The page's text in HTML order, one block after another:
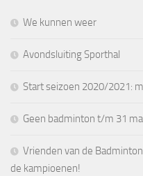
We kunnen weer
Avondsluiting Sporthal
Start seizoen 2020/2021:
Geen badminton t/m 31
Vrienden van de
de kampioenen!